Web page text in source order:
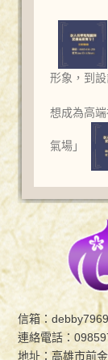
形象，到
想成為高
氣場」
信箱：
連絡電話：
地址：高雄市前